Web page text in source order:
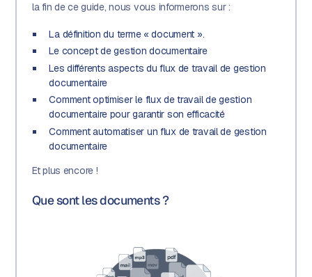
la fin de ce guide, nous vous informerons sur :
La définition du terme « document ».
Le concept de gestion documentaire
Les différents aspects du flux de travail de gestion
documentaire
Comment optimiser le flux de travail de gestion
documentaire pour garantir son efficacité
Comment automatiser un flux de travail de gestion
documentaire
Et plus encore !
Que sont les documents ?